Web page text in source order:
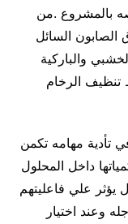
بالمشروع .من
الصابون السائل
والباركية
تنظيف الرخام
تأدية مهامه تكمن
داخل المحلول
يؤثر علي فاعليتهم
وعند اختيار